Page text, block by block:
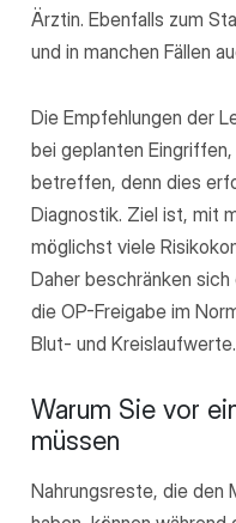
Ärztin. Ebenfalls zum
und in manchen Fällen
Die Empfehlungen der
bei geplanten
betreffen, denn dies
Diagnostik. Ziel ist, mit
möglichst viele
Daher beschränken
die OP-Freigabe im
Blut- und Kreislaufwerte.
Warum Sie vor
müssen
Nahrungsreste, die den